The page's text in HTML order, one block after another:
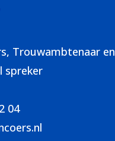
Trouwambtenaar en
spreker
04